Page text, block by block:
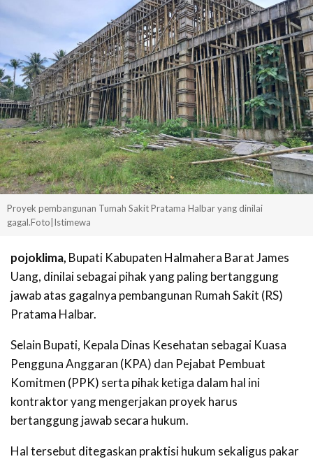
Proyek pembangunan Tumah Sakit Pratama Halbar yang dinilai
gagal.Foto|Istimewa
pojoklima, Bupati Kabupaten Halmahera Barat James
Uang, dinilai sebagai pihak yang paling bertanggung
jawab atas gagalnya pembangunan Rumah Sakit (RS)
Pratama Halbar.
Selain Bupati, Kepala Dinas Kesehatan sebagai Kuasa
Pengguna Anggaran (KPA) dan Pejabat Pembuat
Komitmen (PPK) serta pihak ketiga dalam hal ini
kontraktor yang mengerjakan proyek harus
bertanggung jawab secara hukum.
Hal tersebut ditegaskan praktisi hukum sekaligus pakar